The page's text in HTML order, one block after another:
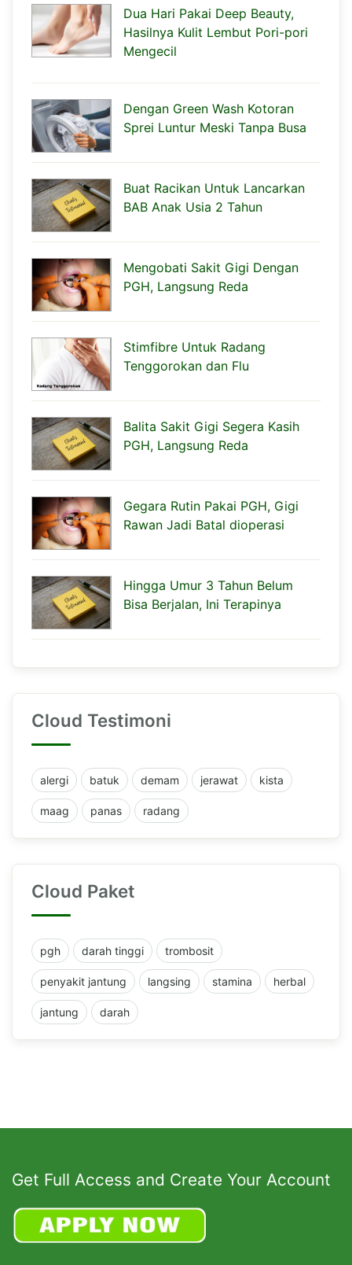
Dua Hari Pakai Deep Beauty,
Hasilnya Kulit Lembut Pori-pori
Mengecil
Dengan Green Wash Kotoran
Sprei Luntur Meski Tanpa Busa
Buat Racikan Untuk Lancarkan
BAB Anak Usia 2 Tahun
Mengobati Sakit Gigi Dengan
PGH, Langsung Reda
Stimfibre Untuk Radang
Tenggorokan dan Flu
Balita Sakit Gigi Segera Kasih
PGH, Langsung Reda
Gegara Rutin Pakai PGH, Gigi
Rawan Jadi Batal dioperasi
Hingga Umur 3 Tahun Belum
Bisa Berjalan, Ini Terapinya
Cloud Testimoni
alergi batuk demam jerawat kista
maag panas radang
Cloud Paket
pgh darah tinggi trombosit
penyakit jantung langsing stamina herbal
jantung darah
Get Full Access and Create Your Account